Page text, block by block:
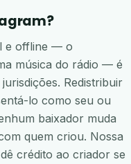
e offline — o
música do rádio — é
Redistribuir
lo como seu ou
baixador muda
quem criou. Nossa
crédito ao criador se